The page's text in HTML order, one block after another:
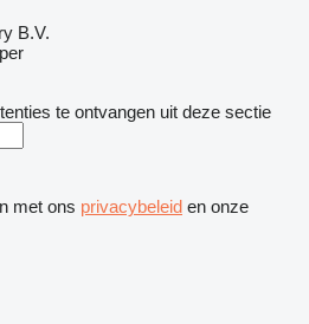
B.V.
te ontvangen uit deze sectie
met ons privacybeleid en onze